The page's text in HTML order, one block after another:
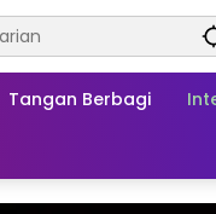
Tangan Berbagi